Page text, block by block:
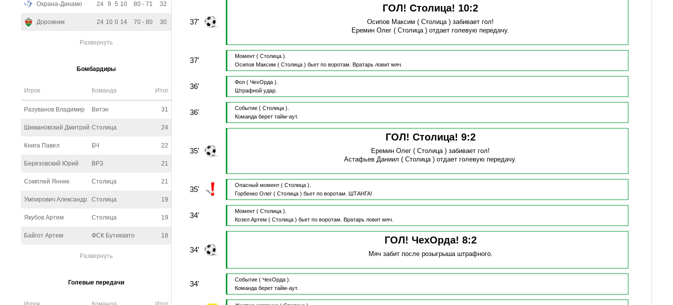
Охрана-Динамо 24 9 5 10 80 - 71 32
Дорожник 24 10 0 14 70 - 80 30
Развернуть
Бомбардиры
Игрок Команда Итог
Разуванов Владимир Витэн 31
Шимановский Дмитрий Столица 24
Книга Павел БЧ 22
Березовский Юрий ВРЗ 21
Сомплей Янник Столица 21
Умпирович Александр Столица 19
Якубов Артем Столица 19
Байгот Артем ФСК Бутикавто 18
Развернуть
Голевые передачи
37'
ГОЛ! Столица! 10:2
Осипов Максим ( Столица )забивает гол!
Еремин Олег ( Столица )отдает голевую передачу.
37' Момент ( Столица ).
Осипов Максим ( Столица ) бьет по воротам. Вратарь ловит мяч.
36' Фол ( ЧехОрда ).
Штрафной удар.
36' Событие ( Столица ).
Команда берет тайм-аут.
35'
ГОЛ! Столица! 9:2
Еремин Олег ( Столица )забивает гол!
Астафьев Даниил ( Столица )отдает голевую передачу.
35' Опасный момент ( Столица ).
Горбенко Олег( Столица ) бьет по воротам. ШТАНГА!
34' Момент ( Столица ).
Козел Артем ( Столица ) бьет по воротам. Вратарь ловит мяч.
34'
ГОЛ! ЧехОрда! 8:2
Мяч забит после розыгрыша штрафного.
34' Событие ( ЧехОрда ).
Команда берет тайм-аут.